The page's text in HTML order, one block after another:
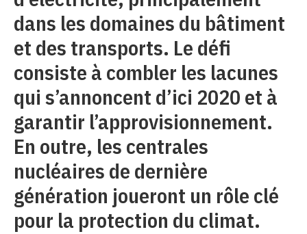
dans les domaines du bâtiment
et des transports. Le défi
consiste à combler les lacunes
qui s’annoncent d’ici 2020 et à
garantir l’approvisionnement.
En outre, les centrales
nucléaires de dernière
génération joueront un rôle clé
pour la protection du climat.